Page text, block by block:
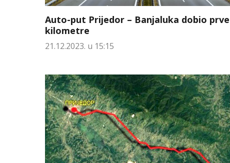
Auto-put Prijedor – Banjaluka dobio prve
kilometre
21.12.2023. u 15:15